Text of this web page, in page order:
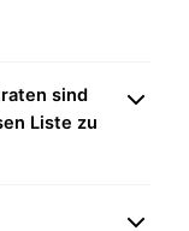
sind
Liste zu